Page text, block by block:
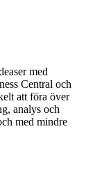
med
Central och
att föra över
analys och
med mindre